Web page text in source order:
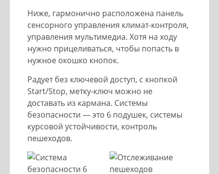
Ниже, гармонично расположена панель
сенсорного управления климат-контроля,
управления мультимедиа. Хотя на ходу
нужно прицеливаться, чтобы попасть в
нужное окошко кнопок.
Радует без ключевой доступ, с кнопкой
Start/Stop, метку-ключ можно не
доставать из кармана. Системы
безопасности — это 6 подушек, системы
курсовой устойчивости, контроль
пешеходов.